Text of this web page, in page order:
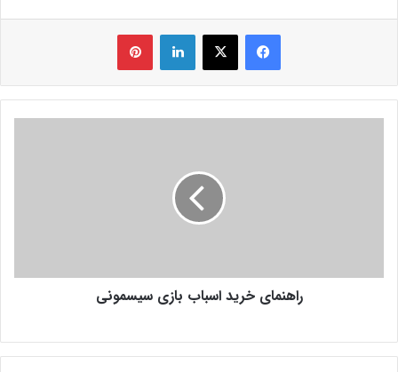
فیس بوک X لینکدین ‫پین‌ترست
راهنمای خرید اسباب بازی سیسمونی